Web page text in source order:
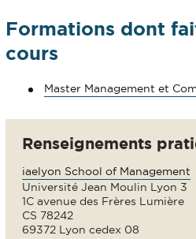
Formations dont
cours
Master Management et
Renseignements
iaelyon School of Management
Université Jean Moulin Lyon 3
1C avenue des Frères Lumière
CS 78242
69372 Lyon cedex 08